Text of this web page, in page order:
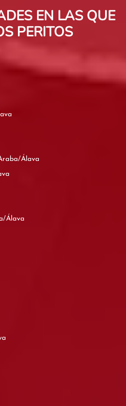
EN LAS QUE
PERITOS
Álava
Musicales en Araba/Álava
Álava
en Araba/Álava